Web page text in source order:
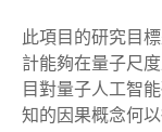
此項目的研究目
計能夠在量子尺
目對量子人工智
知的因果概念何